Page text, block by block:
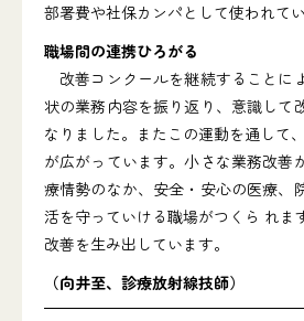
部署費や社保カンパとして使われて
職場間の連携ひろがる
改善コンクールを継続することに
状の業務内容を振り返り、意識して
なりました。またこの運動を通して
が広がっています。小さな業務改善
療情勢のなか、安全・安心の医療、
活を守っていける職場がつくら れま
改善を生み出しています。
（向井至、診療放射線技師）